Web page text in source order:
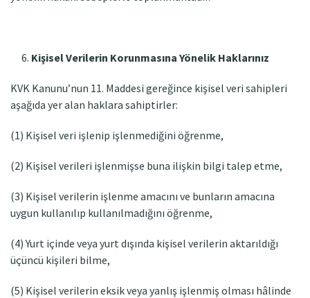
Kişisel Verilerin Korunmasına Yönelik Haklarınız
KVK Kanunu’nun 11. Maddesi gereğince kişisel veri sahipleri
aşağıda yer alan haklara sahiptirler:
(1) Kişisel veri işlenip işlenmediğini öğrenme,
(2) Kişisel verileri işlenmişse buna ilişkin bilgi talep etme,
(3) Kişisel verilerin işlenme amacını ve bunların amacına
uygun kullanılıp kullanılmadığını öğrenme,
(4) Yurt içinde veya yurt dışında kişisel verilerin aktarıldığı
üçüncü kişileri bilme,
(5) Kişisel verilerin eksik veya yanlış işlenmiş olması hâlinde